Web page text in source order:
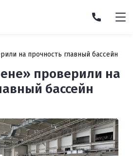
на прочность главный бассейн
проверили на
бассейн